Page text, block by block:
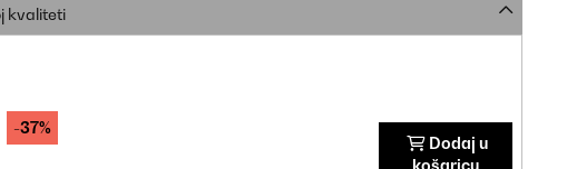
kvaliteti
-37%
Dodaj u
košaricu